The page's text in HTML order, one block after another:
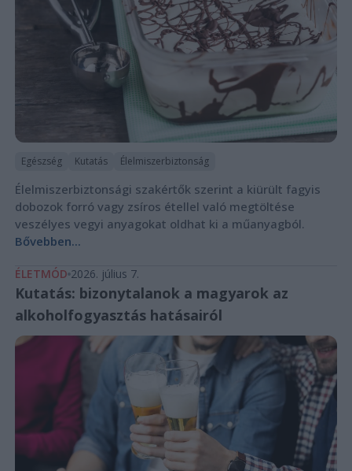
Egészség Kutatás Élelmiszerbiztonság
Élelmiszerbiztonsági szakértők szerint a kiürült fagyis
dobozok forró vagy zsíros étellel való megtöltése
veszélyes vegyi anyagokat oldhat ki a műanyagból.
Bővebben...
ÉLETMÓD 2026. július 7.
Kutatás: bizonytalanok a magyarok az
alkoholfogyasztás hatásairól